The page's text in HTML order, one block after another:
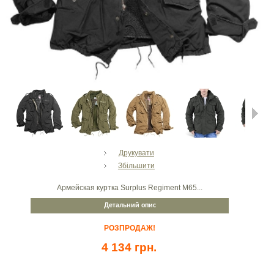
Друкувати
Збільшити
Армейская куртка Surplus Regiment M65...
Детальний опис
РОЗПРОДАЖ!
4 134 грн.